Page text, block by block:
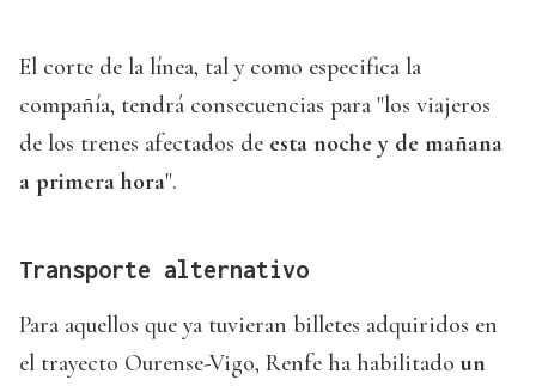
El corte de la línea, tal y como especifica la
compañía, tendrá consecuencias para "los viajeros
de los trenes afectados de esta noche y de mañana
a primera hora".
Transporte alternativo
Para aquellos que ya tuvieran billetes adquiridos en
el trayecto Ourense-Vigo, Renfe ha habilitado un